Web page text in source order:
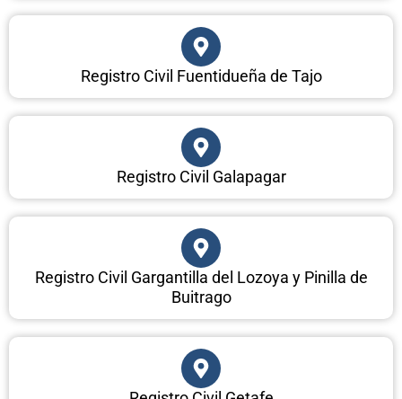
Registro Civil Fuentidueña de Tajo
Registro Civil Galapagar
Registro Civil Gargantilla del Lozoya y Pinilla de
Buitrago